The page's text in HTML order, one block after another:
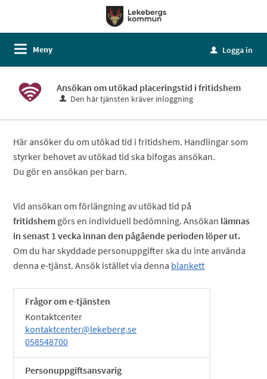
Meny u Logga in
Ansökan om utökad placeringstid i fritidshem
Den här tjänsten kräver inloggning
Här ansöker du om utökad tid i fritidshem. Handlingar som
styrker behovet av utökad tid ska bifogas ansökan.
Du gör en ansökan per barn.
Vid ansökan om förlängning av utökad tid på
fritidshem görs en individuell bedömning. Ansökan lämnas
in senast 1 vecka innan den pågående perioden löper ut.
Om du har skyddade personuppgifter ska du inte använda
denna e-tjänst. Ansök istället via denna blankett
Frågor om e-tjänsten
Kontaktcenter
kontaktcenter@lekeberg.se
058548700
Personuppgiftsansvarig